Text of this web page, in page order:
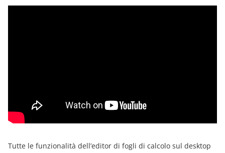
Tutte le funzionalità dell’editor di fogli di calcolo sul desktop